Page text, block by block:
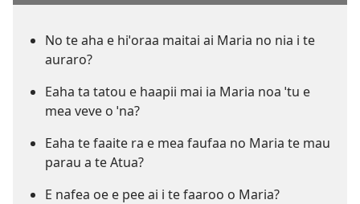
No te aha e hiˈoraa maitai ai Maria no nia i te
auraro?
Eaha ta tatou e haapii mai ia Maria noa ˈtu e
mea veve o ˈna?
Eaha te faaite ra e mea faufaa no Maria te mau
parau a te Atua?
E nafea oe e pee ai i te faaroo o Maria?